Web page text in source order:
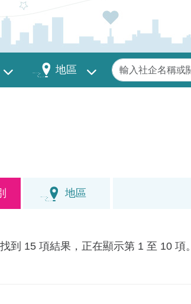
地區 地區 關鍵字
地區
找到 15 項結果，正在顯示第 1 至 10 項。